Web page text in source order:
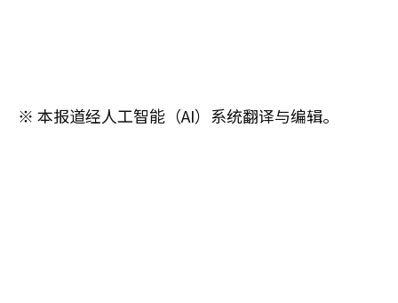
※ 本报道经人工智能（AI）系统翻译与编辑。